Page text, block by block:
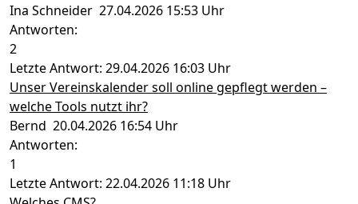
Ina Schneider 27.04.2026 15:53 Uhr
Antworten:
2
Letzte Antwort: 29.04.2026 16:03 Uhr
Unser Vereinskalender soll online gepflegt werden –
welche Tools nutzt ihr?
Bernd 20.04.2026 16:54 Uhr
Antworten:
1
Letzte Antwort: 22.04.2026 11:18 Uhr